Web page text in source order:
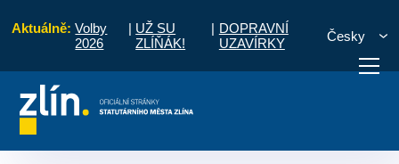
Aktuálně: Volby
2026
| UŽ SU
ZLÍŇÁK!
| DOPRAVNÍ
UZAVÍRKY
Česky